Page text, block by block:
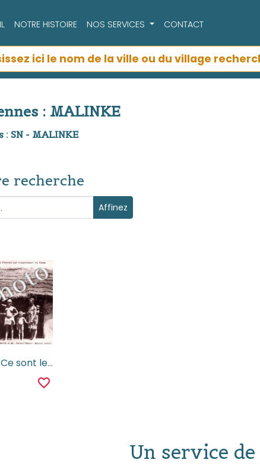
NOTRE HISTOIRE NOS SERVICES CONTACT
: MALINKE
SN - MALINKE
recherche
Affinez
Chez les Malinkes, Ce sont les femmes qui construisent les cases
favorite_border
Un service